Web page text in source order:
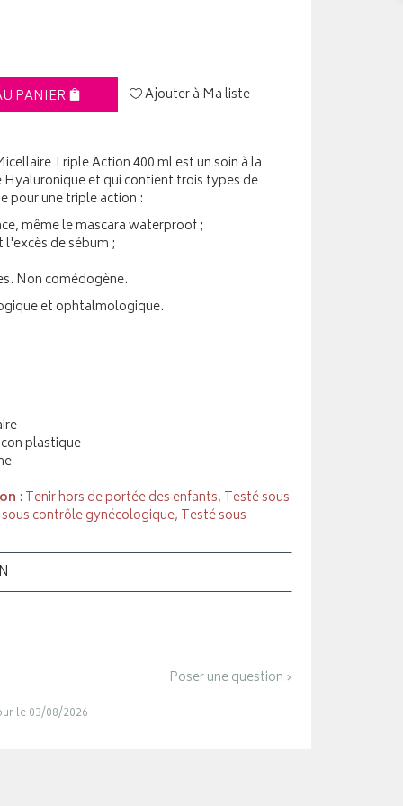
PANIER Ajouter à Ma liste
Triple Action 400 ml est un soin à la
Hyaluronique et qui contient trois types de
pour une triple action :
même le mascara waterproof ;
de sébum ;
Non comédogène.
et ophtalmologique.
plastique
: Tenir hors de portée des enfants, Testé sous
contrôle gynécologique, Testé sous
Poser une question ›
le 03/08/2026